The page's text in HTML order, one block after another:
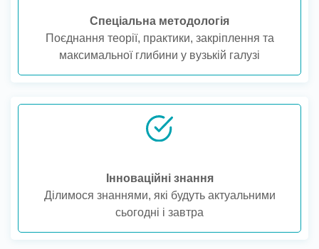
Спеціальна методологія
Поєднання теорії, практики, закріплення та
максимальної глибини у вузькій галузі
Інноваційні знання
Ділимося знаннями, які будуть актуальними
сьогодні і завтра